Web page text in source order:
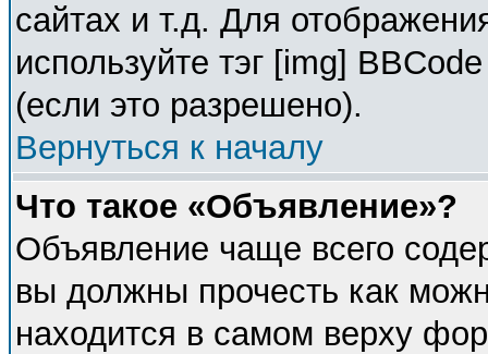
сайтах и т.д. Для
используйте тэг [img]
(если это разрешено).
Вернуться к началу
Что такое «Объявление»?
Объявление чаще всего
вы должны прочесть как
находится в самом верху